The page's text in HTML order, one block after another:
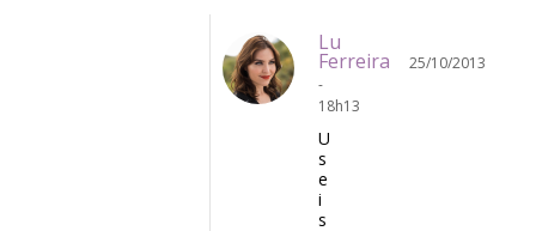
Lu
Ferreira
25/10/2013
-
18h13
U
s
e
i
s